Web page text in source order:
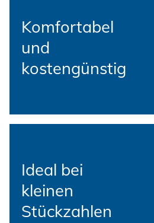
E-Mobility
Impressum
Komfortabel
und
kostengünstig
Ideal bei
kleinen
Stückzahlen